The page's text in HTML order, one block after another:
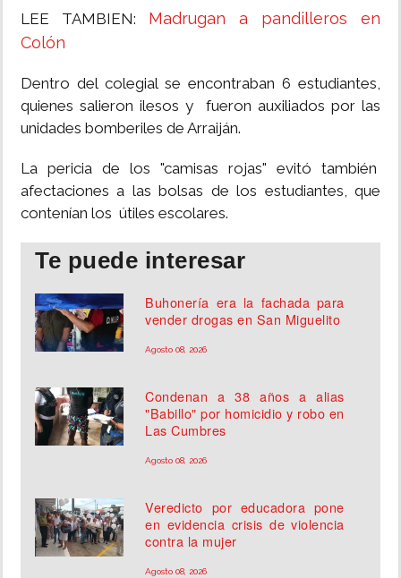
LEE TAMBIEN: Madrugan a pandilleros en
Colón
Dentro del colegial se encontraban 6 estudiantes,
quienes salieron ilesos y fueron auxiliados por las
unidades bomberiles de Arraiján.
La pericia de los "camisas rojas" evitó también
afectaciones a las bolsas de los estudiantes, que
contenían los útiles escolares.
Te puede interesar
Buhonería era la fachada para
vender drogas en San Miguelito
Agosto 08, 2026
Condenan a 38 años a alias
"Babillo" por homicidio y robo en
Las Cumbres
Agosto 08, 2026
Veredicto por educadora pone
en evidencia crisis de violencia
contra la mujer
Agosto 08, 2026